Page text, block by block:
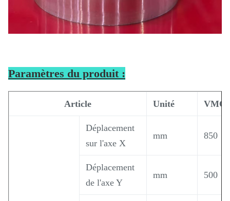
Paramètres du produit :
Article Unité
Déplacement
sur l'axe X
mm 850
Déplacement
de l'axe Y
mm 500